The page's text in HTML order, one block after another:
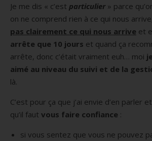
Je me dis « c’est particulier» parce
on ne comprend rien à ce qui nous
pas clairement ce qui nous arrive et
arrête que 10 jours et quand ça
arrête, donc c’était vraiment euh… moi
aimé au niveau du suivi et de la
là.
C’est pour ça que j’ai envie d’en parler
qu’il faut vous faire confiance :
si vous sentez que vous ne pouvez